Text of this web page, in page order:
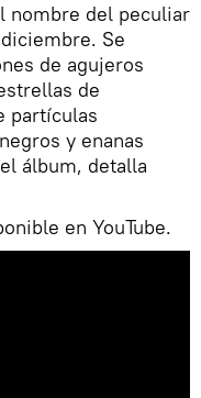
nombre del peculiar
Se
de agujeros
de
partículas
y enanas
álbum, detalla
en YouTube.